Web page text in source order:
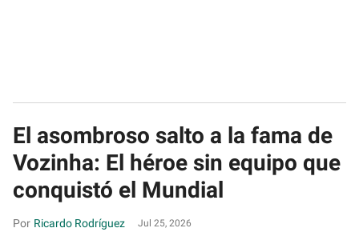
El asombroso salto a la fama de
Vozinha: El héroe sin equipo que
conquistó el Mundial
Ricardo Rodríguez Jul 25, 2026